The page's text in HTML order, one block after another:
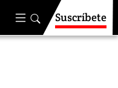
Suscríbete